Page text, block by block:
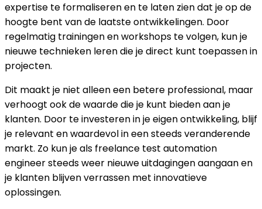
expertise te formaliseren en te laten zien dat je op de
hoogte bent van de laatste ontwikkelingen. Door
regelmatig trainingen en workshops te volgen, kun je
nieuwe technieken leren die je direct kunt toepassen in
projecten.
Dit maakt je niet alleen een betere professional, maar
verhoogt ook de waarde die je kunt bieden aan je
klanten. Door te investeren in je eigen ontwikkeling, blijf
je relevant en waardevol in een steeds veranderende
markt. Zo kun je als freelance test automation
engineer steeds weer nieuwe uitdagingen aangaan en
je klanten blijven verrassen met innovatieve
oplossingen.